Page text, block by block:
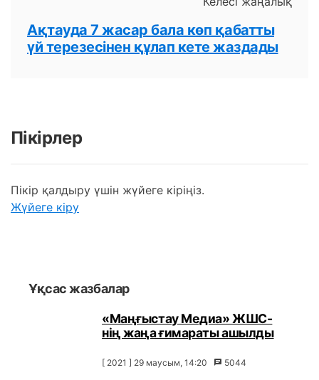
Ақтауда 7 жасар бала көп қабатты
үй терезесінен құлап кете жаздады
Пікірлер
Пікір қалдыру үшін жүйеге кіріңіз.
Жүйеге кіру
Ұқсас жазбалар
«Маңғыстау Медиа» ЖШС-
нің жаңа ғимараты ашылды
[ 2021 ] 29 маусым, 14:20 5044